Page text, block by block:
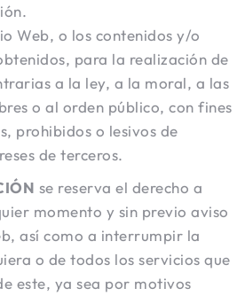
Web, o los contenidos y/o
para la realización de
a la ley, a la moral, a las
o al orden público, con fines
prohibidos o lesivos de
de terceros.
se reserva el derecho a
momento y sin previo aviso
así como a interrumpir la
o de todos los servicios que
este, ya sea por motivos